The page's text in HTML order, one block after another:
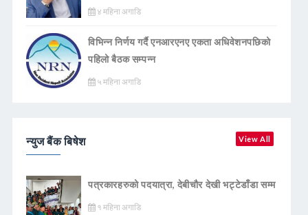
४ महिना अगाडि
विभिन्न निर्णय गर्दै एनआरएनए एकता अधिवेशनपछिको
पहिलो बैठक सम्पन्न
५ महिना अगाडि
न्युज बैंक बिषेश View All
पत्रकारहरुको पदयात्रा, देबीचौर देखी भट्टेडाँडा सम्म
१ महिना अगाडि